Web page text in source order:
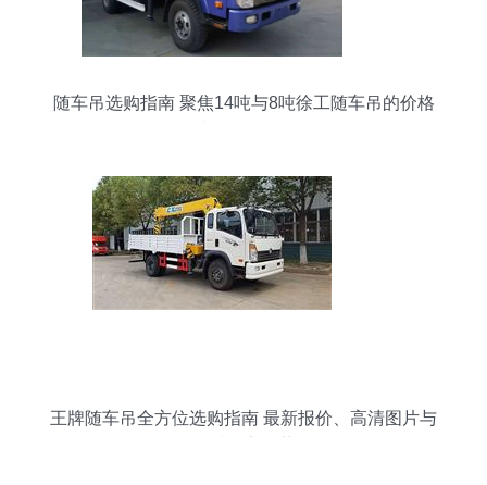
随车吊选购指南 聚焦14吨与8吨徐工随车吊的价格
王牌随车吊全方位选购指南 最新报价、高清图片与